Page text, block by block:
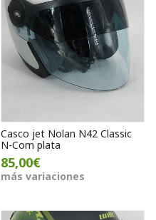
Casco jet Nolan N42 Classic
N-Com plata
85,00€
más variaciones